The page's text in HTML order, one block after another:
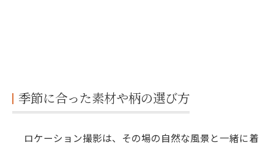
季節に合った素材や柄の選び方
ロケーション撮影は、その場の自然な風景と一緒に着